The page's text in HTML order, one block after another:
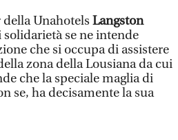
UnahotelsLangston
se ne intende
che si occupa di assistere
zona della Lousiana da cui
che la speciale maglia di
se, ha decisamente la sua